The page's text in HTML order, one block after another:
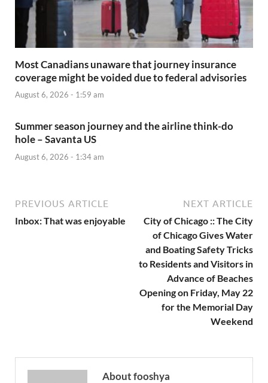
Most Canadians unaware that journey insurance
coverage might be voided due to federal advisories
August 6, 2026 - 1:59 am
Summer season journey and the airline think-do
hole – Savanta US
August 6, 2026 - 1:34 am
PREVIOUS ARTICLE
Inbox: That was enjoyable
NEXT ARTICLE
City of Chicago :: The City
of Chicago Gives Water
and Boating Safety Tricks
to Residents and Visitors in
Advance of Beaches
Opening on Friday, May 22
for the Memorial Day
Weekend
About fooshya